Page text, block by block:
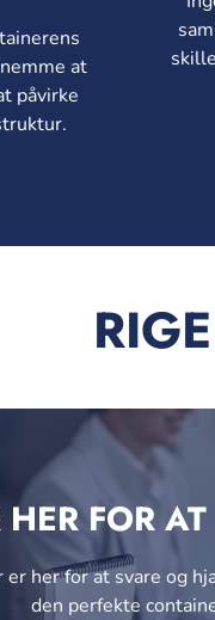
at
påvirke
FOR
er her for at svare og
den perfekte